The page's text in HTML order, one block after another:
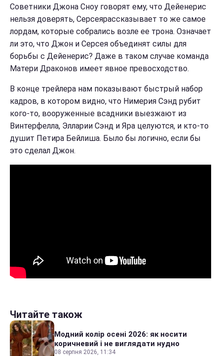
Советники Джона Сноу говорят ему, что Дейенерис
нельзя доверять, Серсеярассказывает то же самое
лордам, которые собрались возле ее трона. Означает
ли это, что Джон и Серсея объединят силы для
борьбы с Дейенерис? Даже в таком случае команда
Матери Драконов имеет явное превосходство.
В конце трейлера нам показывают быстрый набор
кадров, в котором видно, что Нимерия Сэнд рубит
кого-то, вооруженные всадники выезжают из
Винтерфелла, Элларии Сэнд и Яра целуются, и кто-то
душит Петира Бейлиша. Было бы логично, если бы
это сделал Джон.
Читайте також
Модний колір осені 2026: як носити
коричневий і не виглядати нудно
08 серпня 2026, 11:34